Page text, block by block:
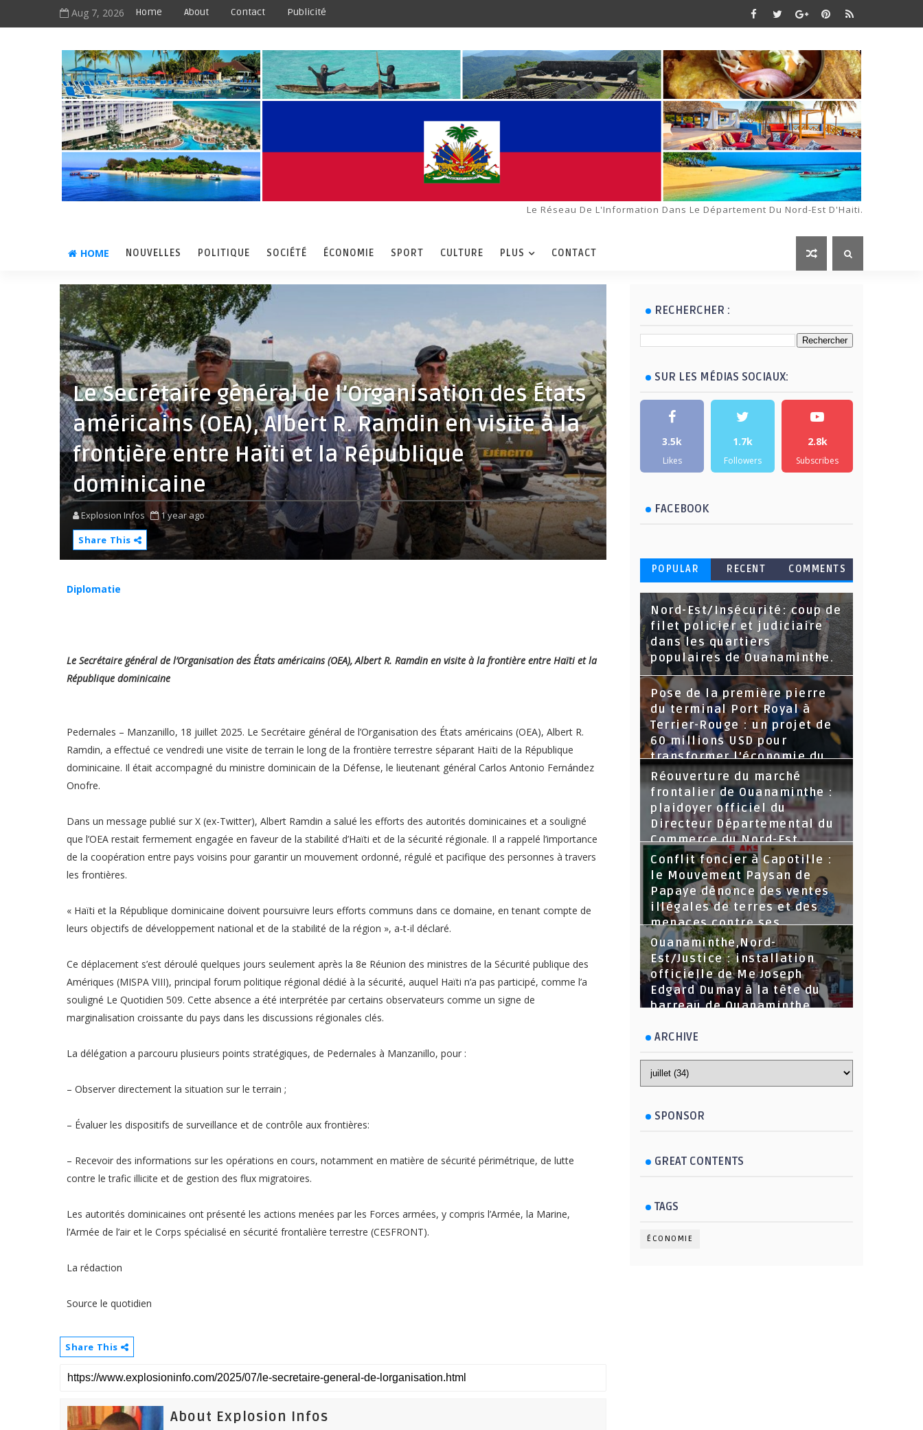
Aug 7, 2026 Home About Contact Publicité
Le Réseau De L'Information Dans Le Département Du Nord-Est D'Haiti.
HOME NOUVELLES POLITIQUE SOCIÉTÉ ÉCONOMIE SPORT CULTURE PLUS CONTACT
Le Secrétaire général de l’Organisation des États
américains (OEA), Albert R. Ramdin en visite à la
frontière entre Haïti et la République
dominicaine
Explosion Infos
1 year ago
Share This
Diplomatie
Le Secrétaire général de l’Organisation des États américains (OEA), Albert R. Ramdin en visite à la frontière entre Haïti et la
République dominicaine
Pedernales – Manzanillo, 18 juillet 2025. Le Secrétaire général de l’Organisation des États américains (OEA), Albert R.
Ramdin, a effectué ce vendredi une visite de terrain le long de la frontière terrestre séparant Haïti de la République
dominicaine. Il était accompagné du ministre dominicain de la Défense, le lieutenant général Carlos Antonio Fernández
Onofre.
Dans un message publié sur X (ex-Twitter), Albert Ramdin a salué les efforts des autorités dominicaines et a souligné
que l’OEA restait fermement engagée en faveur de la stabilité d’Haïti et de la sécurité régionale. Il a rappelé l’importance
de la coopération entre pays voisins pour garantir un mouvement ordonné, régulé et pacifique des personnes à travers
les frontières.
« Haïti et la République dominicaine doivent poursuivre leurs efforts communs dans ce domaine, en tenant compte de
leurs objectifs de développement national et de la stabilité de la région », a-t-il déclaré.
Ce déplacement s’est déroulé quelques jours seulement après la 8e Réunion des ministres de la Sécurité publique des
Amériques (MISPA VIII), principal forum politique régional dédié à la sécurité, auquel Haïti n’a pas participé, comme l’a
souligné Le Quotidien 509. Cette absence a été interprétée par certains observateurs comme un signe de
marginalisation croissante du pays dans les discussions régionales clés.
La délégation a parcouru plusieurs points stratégiques, de Pedernales à Manzanillo, pour :
– Observer directement la situation sur le terrain ;
– Évaluer les dispositifs de surveillance et de contrôle aux frontières:
– Recevoir des informations sur les opérations en cours, notamment en matière de sécurité périmétrique, de lutte
contre le trafic illicite et de gestion des flux migratoires.
Les autorités dominicaines ont présenté les actions menées par les Forces armées, y compris l’Armée, la Marine,
l’Armée de l’air et le Corps spécialisé en sécurité frontalière terrestre (CESFRONT).
La rédaction
Source le quotidien
Share This
About Explosion Infos
RECHERCHER :
SUR LES MÉDIAS SOCIAUX:
3.5k
Likes
1.7k
Followers
2.8k
Subscribes
FACEBOOK
POPULAR RECENT COMMENTS
Nord-Est/Insécurité: coup de
filet policier et judiciaire
dans les quartiers
populaires de Ouanaminthe.
Pose de la première pierre
du terminal Port Royal à
Terrier-Rouge : un projet de
60 millions USD pour
transformer l’économie du
Nord-Est
Réouverture du marché
frontalier de Ouanaminthe :
plaidoyer officiel du
Directeur Départemental du
Commerce du Nord-Est.
Conflit foncier à Capotille :
le Mouvement Paysan de
Papaye dénonce des ventes
illégales de terres et des
menaces contre ses
dirigeants
Ouanaminthe,Nord-
Est/Justice : installation
officielle de Me Joseph
Edgard Dumay à la tête du
barreau de Ouanaminthe.
ARCHIVE
SPONSOR
GREAT CONTENTS
TAGS
ÉCONOMIE